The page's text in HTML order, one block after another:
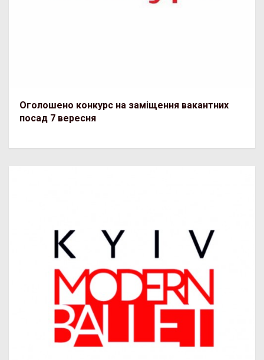
Оголошено конкурс на заміщення вакантних
посад 7 вересня